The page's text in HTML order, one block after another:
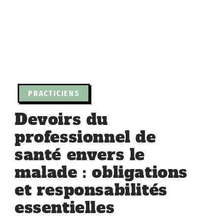
PRACTICIENS
Devoirs du
professionnel de
santé envers le
malade : obligations
et responsabilités
essentielles